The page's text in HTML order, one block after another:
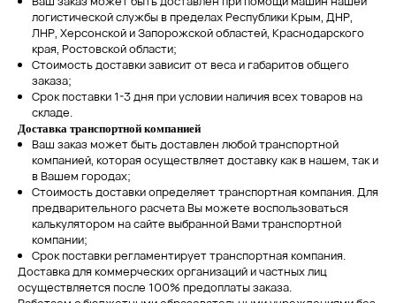
логистической службы в пределах Республики Крым, ДНР,
ЛНР, Херсонской и Запорожской областей, Краснодарского
края, Ростовской области;
Стоимость доставки зависит от веса и габаритов общего
заказа;
Срок поставки 1-3 дня при условии наличия всех товаров на
складе.
Доставка транспортной компанией
Ваш заказ может быть доставлен любой транспортной
компанией, которая осуществляет доставку как в нашем, так и
в Вашем городах;
Стоимость доставки определяет транспортная компания. Для
предварительного расчета Вы можете воспользоваться
калькулятором на сайте выбранной Вами транспортной
компании;
Срок поставки регламентирует транспортная компания.
Доставка для коммерческих организаций и частных лиц
осуществляется после 100% предоплаты заказа.